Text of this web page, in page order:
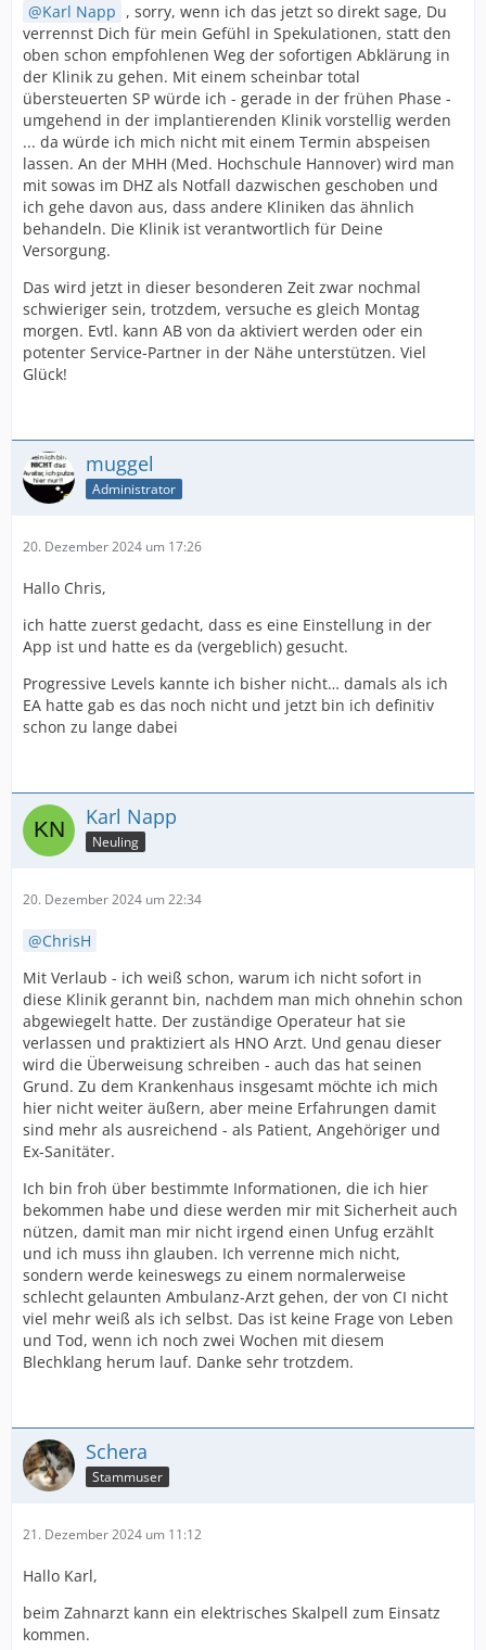
Karl Napp , sorry, wenn ich das jetzt so direkt sage, Du
verrennst Dich für mein Gefühl in Spekulationen, statt den
oben schon empfohlenen Weg der sofortigen Abklärung in
der Klinik zu gehen. Mit einem scheinbar total
übersteuerten SP würde ich - gerade in der frühen Phase -
umgehend in der implantierenden Klinik vorstellig werden
... da würde ich mich nicht mit einem Termin abspeisen
lassen. An der MHH (Med. Hochschule Hannover) wird man
mit sowas im DHZ als Notfall dazwischen geschoben und
ich gehe davon aus, dass andere Kliniken das ähnlich
behandeln. Die Klinik ist verantwortlich für Deine
Versorgung.
Das wird jetzt in dieser besonderen Zeit zwar nochmal
schwieriger sein, trotzdem, versuche es gleich Montag
morgen. Evtl. kann AB von da aktiviert werden oder ein
potenter Service-Partner in der Nähe unterstützen. Viel
Glück!
muggel
Administrator
20. Dezember 2024 um 17:26
Hallo Chris,
ich hatte zuerst gedacht, dass es eine Einstellung in der
App ist und hatte es da (vergeblich) gesucht.
Progressive Levels kannte ich bisher nicht… damals als ich
EA hatte gab es das noch nicht und jetzt bin ich definitiv
schon zu lange dabei
Karl Napp
Neuling
20. Dezember 2024 um 22:34
ChrisH
Mit Verlaub - ich weiß schon, warum ich nicht sofort in
diese Klinik gerannt bin, nachdem man mich ohnehin schon
abgewiegelt hatte. Der zuständige Operateur hat sie
verlassen und praktiziert als HNO Arzt. Und genau dieser
wird die Überweisung schreiben - auch das hat seinen
Grund. Zu dem Krankenhaus insgesamt möchte ich mich
hier nicht weiter äußern, aber meine Erfahrungen damit
sind mehr als ausreichend - als Patient, Angehöriger und
Ex-Sanitäter.
Ich bin froh über bestimmte Informationen, die ich hier
bekommen habe und diese werden mir mit Sicherheit auch
nützen, damit man mir nicht irgend einen Unfug erzählt
und ich muss ihn glauben. Ich verrenne mich nicht,
sondern werde keineswegs zu einem normalerweise
schlecht gelaunten Ambulanz-Arzt gehen, der von CI nicht
viel mehr weiß als ich selbst. Das ist keine Frage von Leben
und Tod, wenn ich noch zwei Wochen mit diesem
Blechklang herum lauf. Danke sehr trotzdem.
Schera
Stammuser
21. Dezember 2024 um 11:12
Hallo Karl,
beim Zahnarzt kann ein elektrisches Skalpell zum Einsatz
kommen.